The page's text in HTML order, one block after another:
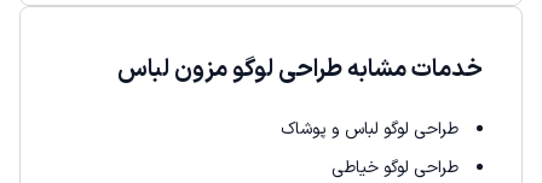
خدمات مشابه طراحی لوگو مزون لباس
طراحی لوگو لباس و پوشاک
طراحی لوگو خیاطی